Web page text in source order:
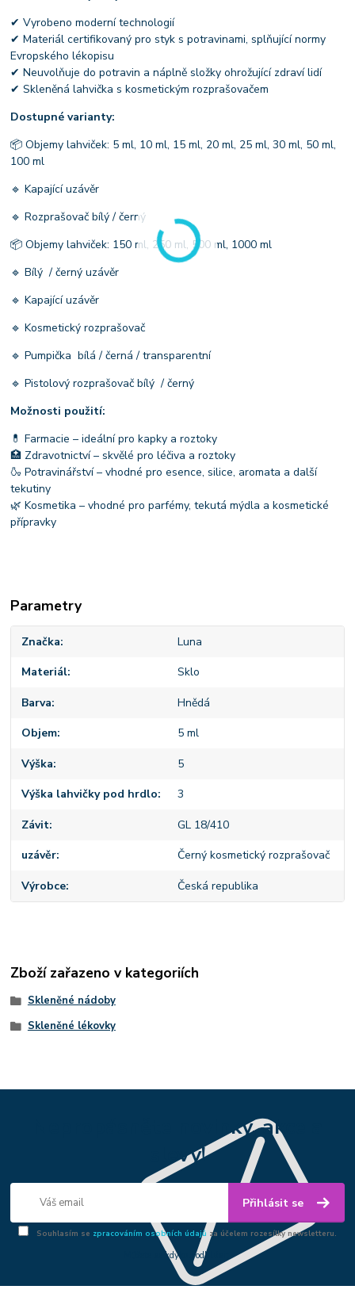
✔ Vyrobeno moderní technologií
✔ Materiál certifikovaný pro styk s potravinami, splňující normy
Evropského lékopisu
✔ Neuvolňuje do potravin a náplně složky ohrožující zdraví lidí
✔ Skleněná lahvička s kosmetickým rozprašovačem
Dostupné varianty:
📦 Objemy lahviček: 5 ml, 10 ml, 15 ml, 20 ml, 25 ml, 30 ml, 50 ml,
100 ml
🔹 Kapající uzávěr
🔹 Rozprašovač bílý / černý
📦 Objemy lahviček: 150 ml, 250 ml, 500 ml, 1000 ml
🔹 Bílý / černý uzávěr
🔹 Kapající uzávěr
🔹 Kosmetický rozprašovač
🔹 Pumpička bílá / černá / transparentní
🔹 Pistolový rozprašovač bílý / černý
Možnosti použití:
💊 Farmacie – ideální pro kapky a roztoky
🏥 Zdravotnictví – skvělé pro léčiva a roztoky
🍶 Potravinářství – vhodné pro esence, silice, aromata a další
tekutiny
🌿 Kosmetika – vhodné pro parfémy, tekutá mýdla a kosmetické
přípravky
Parametry
Značka Luna
Materiál Sklo
Barva Hnědá
Objem 5 ml
Výška 5
Výška lahvičky pod hrdlo 3
Závit GL 18/410
uzávěr Černý kosmetický rozprašovač
Výrobce Česká republika
Zboží zařazeno v kategoriích
Skleněné nádoby
Skleněné lékovky
Nepropásněte novinky, akce a
slevy!
Přihlásit se
Souhlasím se zpracováním osobních údajů za účelem rozesílky newsletteru.
Můžete se kdykoli odhlásit.